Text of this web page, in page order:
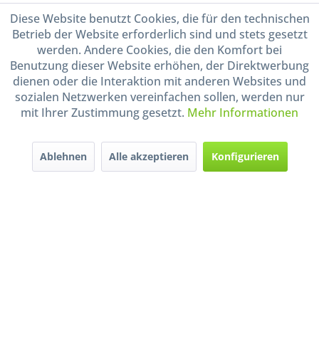
Service Hotline
Shop Service
Informationen
Handel mit BIO-Weinen
durch DE-ÖKO-009
Diese Website benutzt Cookies, die für den technischen
Betrieb der Website erforderlich sind und stets gesetzt
werden. Andere Cookies, die den Komfort bei
Benutzung dieser Website erhöhen, der Direktwerbung
dienen oder die Interaktion mit anderen Websites und
sozialen Netzwerken vereinfachen sollen, werden nur
mit Ihrer Zustimmung gesetzt. Mehr Informationen
Ablehnen Alle akzeptieren Konfigurieren